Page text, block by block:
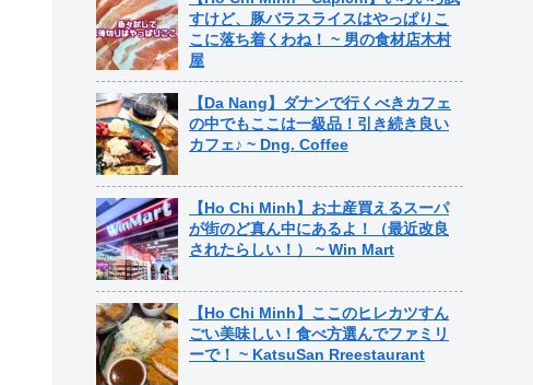
すけど、豚バラスライスはやっぱりこ
こに落ち着くわね！ ~ 男の食材店木村
屋
【Da Nang】ダナンで行くべきカフェ
の中でもここは一級品！引き続き良い
カフェ♪ ~ Dng. Coffee
【Ho Chi Minh】お土産買えるスーパ
が街のど真ん中にあるよ！（最近改良
されたらしい！） ~ Win Mart
【Ho Chi Minh】ここのヒレカツすん
ごい美味しい！食べ方選んでファミリ
ーで！ ~ KatsuSan Rreestaurant